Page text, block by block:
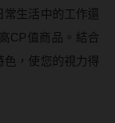
常生活中的工作還
CP值商品。結合
色，使您的視力得